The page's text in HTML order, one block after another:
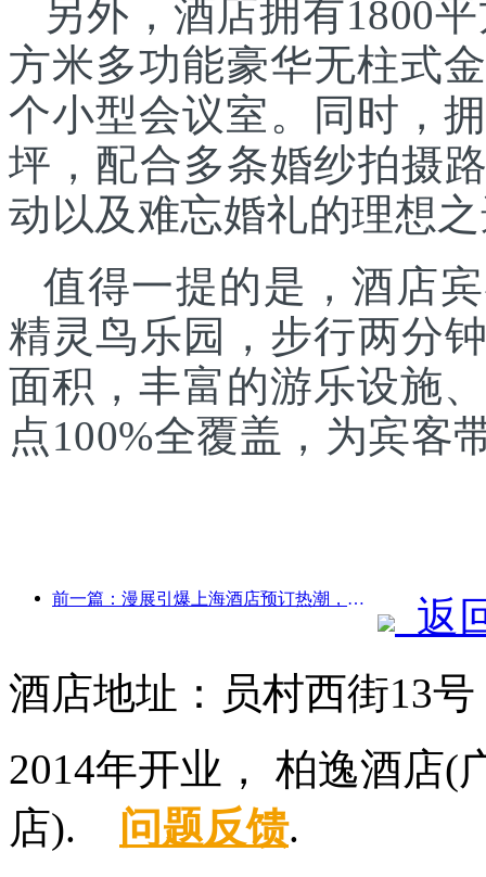
另外，酒店拥有1800
方米多功能豪华无柱式
个小型会议室。同时，
坪，配合多条婚纱拍摄
动以及难忘婚礼的理想
值得一提的是，酒店
精灵鸟乐园，步行两分
面积，丰富的游乐设施
点100%全覆盖，为宾客
前一篇：漫展引爆上海酒店预订热潮，部分酒店搜索量飙升近360%
返
酒店地址：员村西街13
2014年开业， 柏逸酒店(
店). 问题反馈.